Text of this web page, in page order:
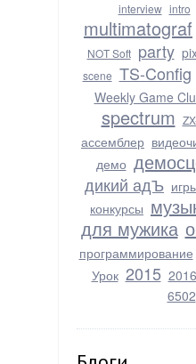
interview intro
multimatograf
NOT Soft party
scene TS-Config
Weekly Game
spectrum
ассемблер
демо
дикий адЪ
конкурсы
для мужика
программирование
Урок 2015 2016
6502